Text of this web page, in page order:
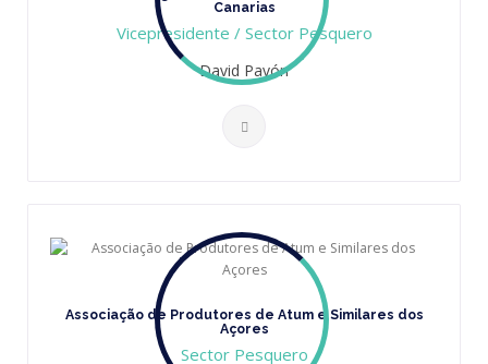
Canarias
Vicepresidente / Sector Pesquero
David Pavón
Associação de Produtores de Atum e Similares dos
Açores
Sector Pesquero